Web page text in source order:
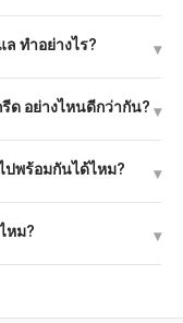
ล ทำอย่างไร? ▾
ด อย่างไหนดีกว่ากัน? ▾
ปพร้อมกันได้ไหม? ▾
หม? ▾